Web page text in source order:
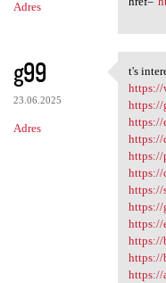
Adres
g99
23.06.2025
Adres
t's
t's
https://
https://
https://
https://
https://
https://
https://
https://
https://
https://
https://
https://